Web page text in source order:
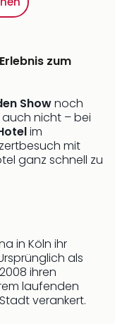
zum
Shownoch
nicht – bei
im
mit
ganz schnell zu
in Köln ihr
als
ihren
laufenden
verankert.